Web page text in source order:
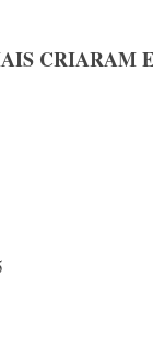
CRIARAM